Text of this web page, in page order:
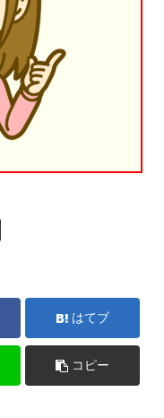
はてブ
コピー